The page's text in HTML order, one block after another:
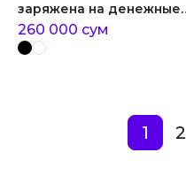
заряжена на денежные
потоки
260 000 сум
1 2